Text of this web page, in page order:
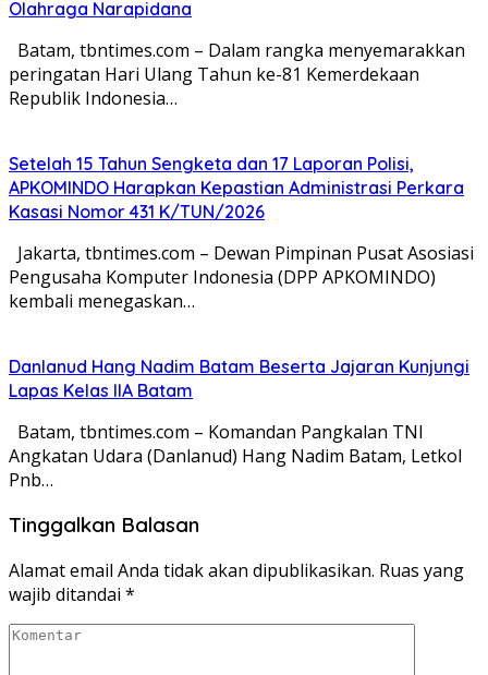
Olahraga Narapidana
Batam, tbntimes.com – Dalam rangka menyemarakkan
peringatan Hari Ulang Tahun ke-81 Kemerdekaan
Republik Indonesia…
Setelah 15 Tahun Sengketa dan 17 Laporan Polisi,
APKOMINDO Harapkan Kepastian Administrasi Perkara
Kasasi Nomor 431 K/TUN/2026
Jakarta, tbntimes.com – Dewan Pimpinan Pusat Asosiasi
Pengusaha Komputer Indonesia (DPP APKOMINDO)
kembali menegaskan…
Danlanud Hang Nadim Batam Beserta Jajaran Kunjungi
Lapas Kelas IIA Batam
Batam, tbntimes.com – Komandan Pangkalan TNI
Angkatan Udara (Danlanud) Hang Nadim Batam, Letkol
Pnb…
Tinggalkan Balasan
Alamat email Anda tidak akan dipublikasikan. Ruas yang
wajib ditandai *